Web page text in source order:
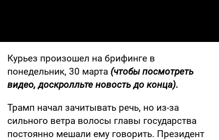
Курьез произошел на брифинге в
понедельник, 30 марта (чтобы посмотреть
видео, доскролльте новость до конца).
Трамп начал зачитывать речь, но из-за
сильного ветра волосы главы государства
постоянно мешали ему говорить. Президент